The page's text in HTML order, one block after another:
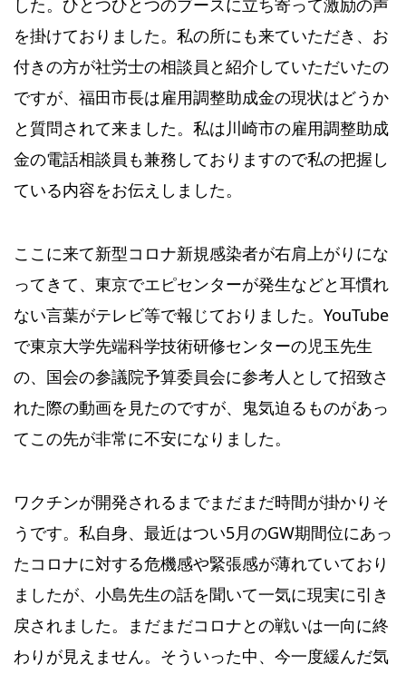
を掛けておりました。私の所にも来ていただき、お
付きの方が社労士の相談員と紹介していただいたの
ですが、福田市長は雇用調整助成金の現状はどうか
と質問されて来ました。私は川崎市の雇用調整助成
金の電話相談員も兼務しておりますので私の把握し
ている内容をお伝えしました。
ここに来て新型コロナ新規感染者が右肩上がりにな
ってきて、東京でエピセンターが発生などと耳慣れ
ない言葉がテレビ等で報じておりました。YouTube
で東京大学先端科学技術研修センターの児玉先生
の、国会の参議院予算委員会に参考人として招致さ
れた際の動画を見たのですが、鬼気迫るものがあっ
てこの先が非常に不安になりました。
ワクチンが開発されるまでまだまだ時間が掛かりそ
うです。私自身、最近はつい5月のGW期間位にあっ
たコロナに対する危機感や緊張感が薄れていており
ましたが、小島先生の話を聞いて一気に現実に引き
戻されました。まだまだコロナとの戦いは一向に終
わりが見えません。そういった中、今一度緩んだ気